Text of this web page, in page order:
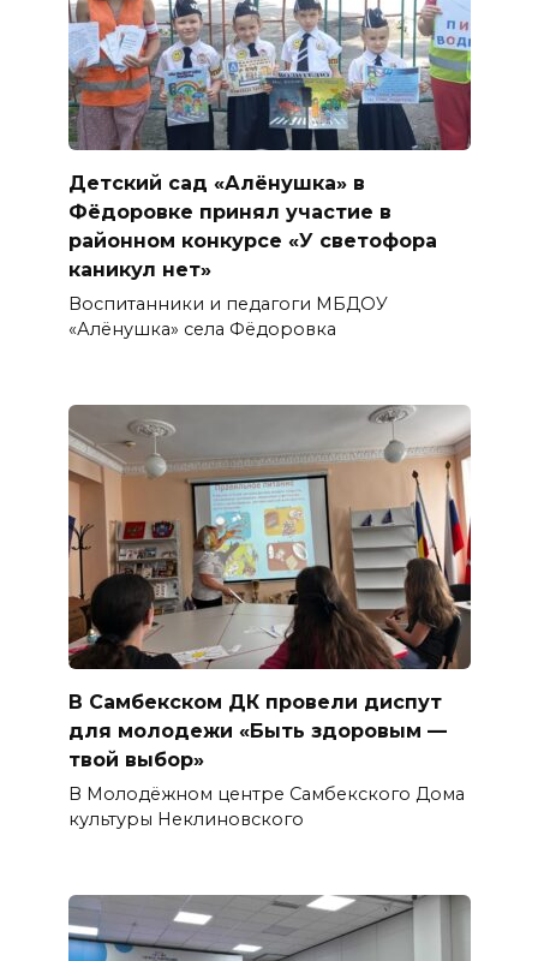
Детский сад «Алёнушка» в
Фёдоровке принял участие в
районном конкурсе «У светофора
каникул нет»
Воспитанники и педагоги МБДОУ
«Алёнушка» села Фёдоровка
В Самбекском ДК провели диспут
для молодежи «Быть здоровым —
твой выбор»
В Молодёжном центре Самбекского Дома
культуры Неклиновского